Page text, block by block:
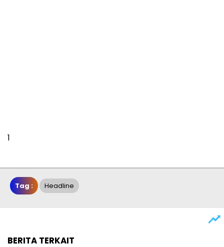
1
Tag : Headline
BERITA TERKAIT